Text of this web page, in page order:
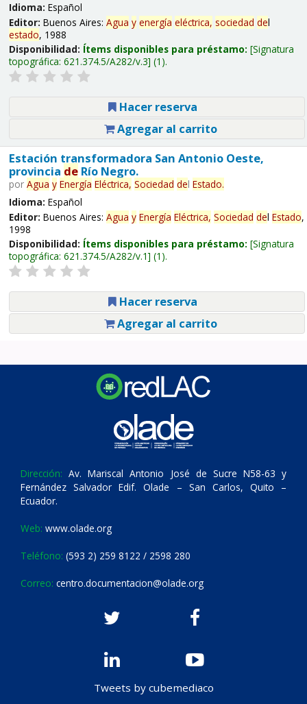
Idioma: Español
Editor: Buenos Aires: Agua y energía eléctrica, sociedad del
estado, 1988
Disponibilidad: Ítems disponibles para préstamo: Signatura
topográfica: 621.374.5/A282/v.3 (1).
Hacer reserva
Agregar al carrito
Estación transformadora San Antonio Oeste,
provincia deRío Negro.
por Agua y Energía Eléctrica, Sociedad del Estado.
Idioma: Español
Editor: Buenos Aires: Agua y Energía Eléctrica, Sociedad del Estado,
1998
Disponibilidad: Ítems disponibles para préstamo: Signatura
topográfica: 621.374.5/A282/v.1 (1).
Hacer reserva
Agregar al carrito
Dirección: Av. Mariscal Antonio José de Sucre N58-63 y
Fernández Salvador Edif. Olade – San Carlos, Quito –
Ecuador.
Web: www.olade.org
Teléfono: (593 2) 259 8122 / 2598 280
Correo: centro.documentacion@olade.org
Tweets by cubemediaco